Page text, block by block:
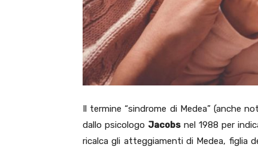
Il termine “sindrome di Medea” (anche
dallo psicologo Jacobs nel 1988 per
ricalca gli atteggiamenti di Medea, figlia